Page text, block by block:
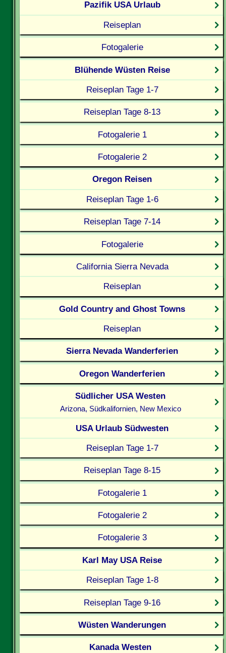
Pazifik USA Urlaub
Reiseplan
Fotogalerie
Blühende Wüsten Reise
Reiseplan Tage 1-7
Reiseplan Tage 8-13
Fotogalerie 1
Fotogalerie 2
Oregon Reisen
Reiseplan Tage 1-6
Reiseplan Tage 7-14
Fotogalerie
California Sierra Nevada
Reiseplan
Gold Country and Ghost Towns
Reiseplan
Sierra Nevada Wanderferien
Oregon Wanderferien
Südlicher USA Westen
Arizona, Südkalifornien, New Mexico
USA Urlaub Südwesten
Reiseplan Tage 1-7
Reiseplan Tage 8-15
Fotogalerie 1
Fotogalerie 2
Fotogalerie 3
Karl May USA Reise
Reiseplan Tage 1-8
Reiseplan Tage 9-16
Wüsten Wanderungen
Kanada Westen